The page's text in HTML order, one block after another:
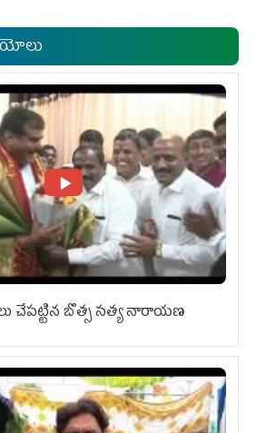
చేపట్టిన బొత్స సత్య నారాయణ